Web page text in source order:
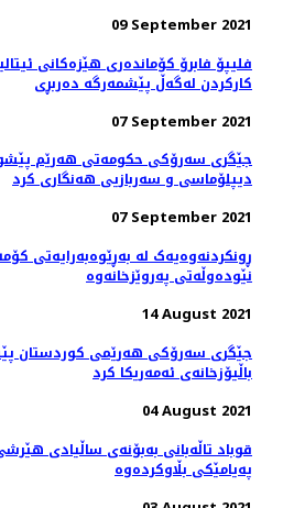
09 September 2021
فلیپۆ فابرۆ کۆماندەری هێزەکانی
كاركردن لەگەڵ پێشمەرگە دەربڕی
07 September 2021
جێگری سەرۆکی حکومەتی هەرێم
دیپلۆماسی و سەربازیی هەنگاری کرد
07 September 2021
ڕونکردنەوەیەک لە بەڕێوەبەرایەتی
نێودەوڵەتی پەروێزخانەوە
14 August 2021
جێگری سەرۆکی هەرێمی کوردستان
باڵیۆزخانه‌ی ئه‌مه‌ریکا کرد
04 August 2021
قوباد تاڵەبانی بەبۆنەی ساڵیادی
پەیامێکی بڵاوکردەوە